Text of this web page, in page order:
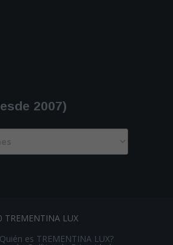
2007)
LUX
es TREMENTINA LUX?